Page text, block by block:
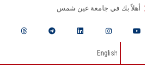
أهلاً بك في جامعة عين شمس
English